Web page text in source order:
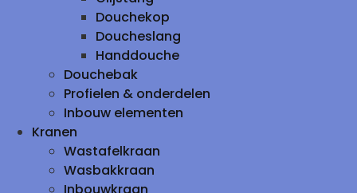
Douchekop
Doucheslang
Handdouche
Douchebak
Profielen & onderdelen
Inbouw elementen
Kranen
Wastafelkraan
Wasbakkraan
Inbouwkraan